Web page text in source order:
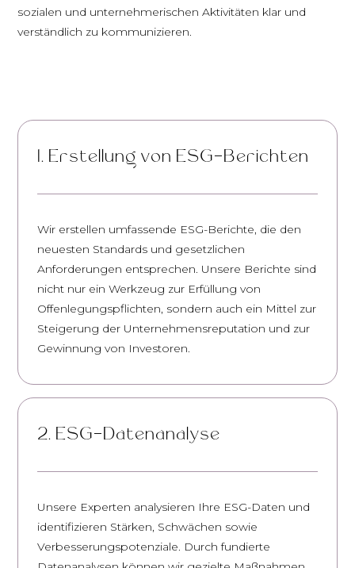
sozialen und unternehmerischen Aktivitäten klar und
verständlich zu kommunizieren.
1. Erstellung von ESG-Berichten
Wir erstellen umfassende ESG-Berichte, die den
neuesten Standards und gesetzlichen
Anforderungen entsprechen. Unsere Berichte sind
nicht nur ein Werkzeug zur Erfüllung von
Offenlegungspflichten, sondern auch ein Mittel zur
Steigerung der Unternehmensreputation und zur
Gewinnung von Investoren.
2. ESG-Datenanalyse
Unsere Experten analysieren Ihre ESG-Daten und
identifizieren Stärken, Schwächen sowie
Verbesserungspotenziale. Durch fundierte